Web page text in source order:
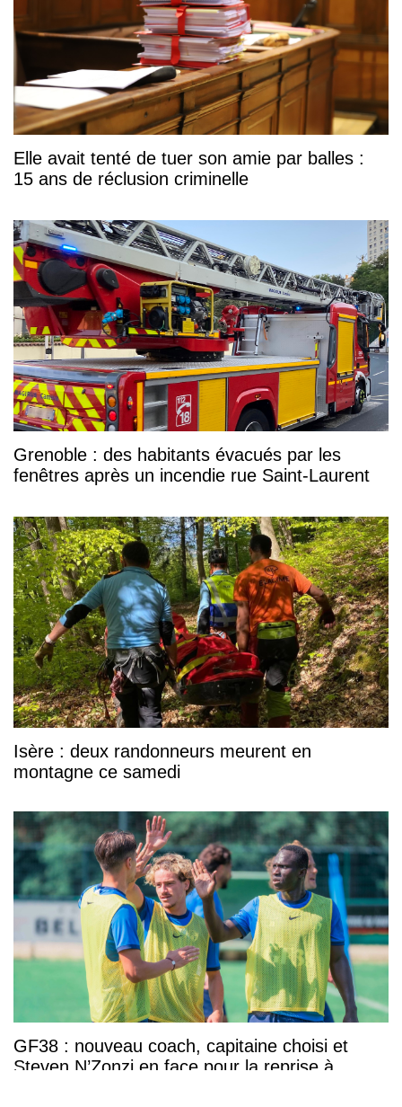
Elle avait tenté de tuer son amie par balles :
15 ans de réclusion criminelle
Grenoble : des habitants évacués par les
fenêtres après un incendie rue Saint-Laurent
Isère : deux randonneurs meurent en
montagne ce samedi
GF38 : nouveau coach, capitaine choisi et
Steven N’Zonzi en face pour la reprise à